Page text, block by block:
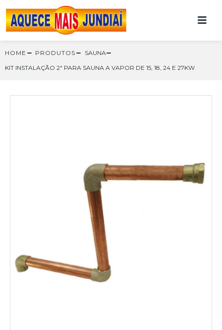
HOME PRODUTOS
SAUNA
KIT INSTALAÇÃO 2″ PARA SAUNA A VAPOR DE 15, 18, 24 E 27KW